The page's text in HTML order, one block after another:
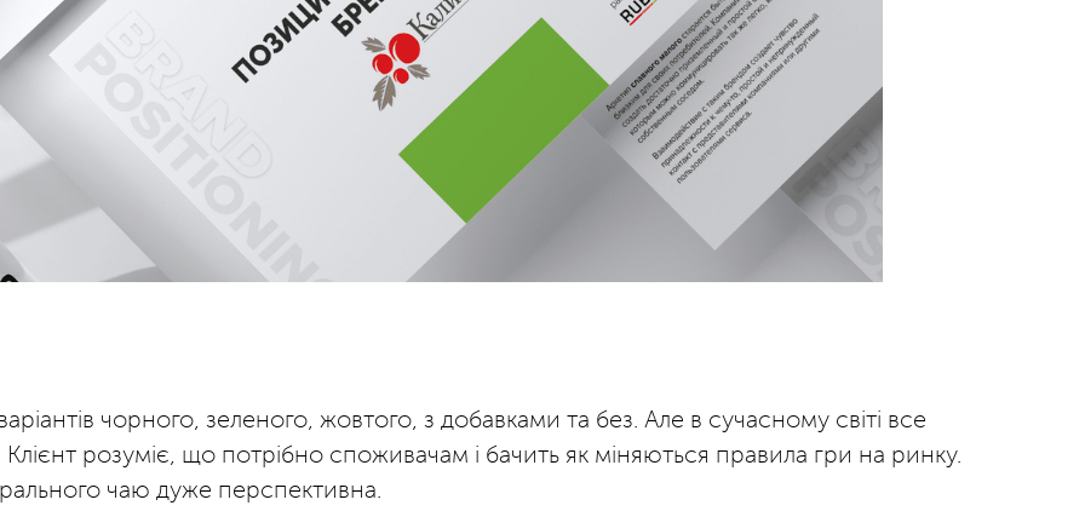
чорного, зеленого, жовтого, з добавками та без. Але в сучасному світі все
розуміє, що потрібно споживачам і бачить як міняються правила гри на ринку.
чаю дуже перспективна.